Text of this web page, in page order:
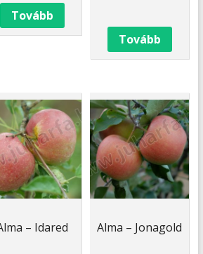
Tovább
Tovább
– Idared Alma – Jonagold